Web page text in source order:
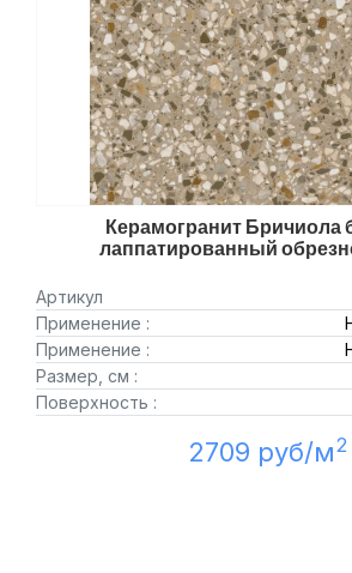
Керамогранит Бричиола
лаппатированный
Артикул
Применение :
Применение :
Размер, см :
Поверхность :
2709 руб/м2